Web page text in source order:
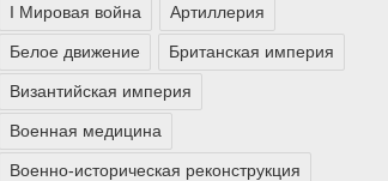
I Мировая война Артиллерия
Белое движение Британская империя
Византийская империя
Военная медицина
Военно-историческая реконструкция